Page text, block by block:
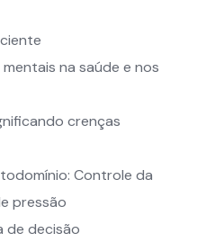
na saúde e nos
crenças
Controle da
pressão
de decisão